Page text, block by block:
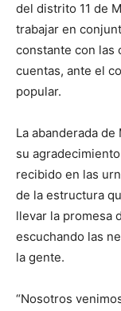
del distrito 11 de
trabajar en
constante con las
cuentas, ante el
popular.
La abanderada
su
recibido en las
de la estructura
llevar la promesa
escuchando las
la gente.
“Nosotros